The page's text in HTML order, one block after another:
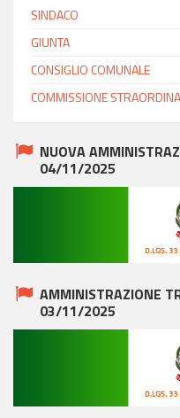
SINDACO
GIUNTA
CONSIGLIO COMUNALE
COMMISSIONE
NUOVA
04/11/2025
AMMINISTRAZIONE
03/11/2025